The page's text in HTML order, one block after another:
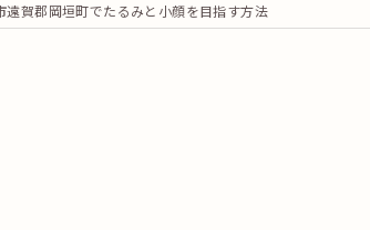
賀郡岡垣町でたるみと小顔を目指す方法